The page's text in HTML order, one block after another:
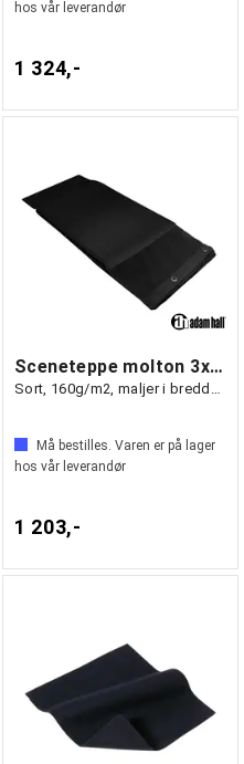
hos vår leverandør
1 324,-
Sceneteppe molton 3x4m ferdigsydd
Sort, 160g/m2, maljer i bredden (4m)
Må bestilles. Varen er på lager
hos vår leverandør
1 203,-